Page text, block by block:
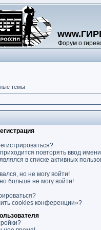
Форум о
темы
повторять ввод
в списке активных
но не могу войти!
больше не могу войти!
cookies конференции»?